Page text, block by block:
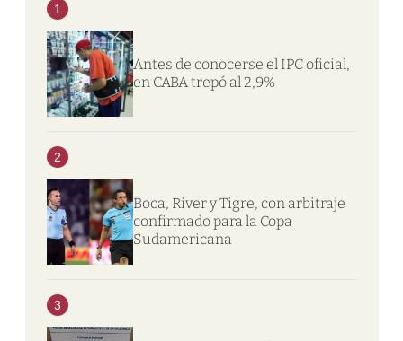
1
Antes de conocerse el IPC oficial,
en CABA trepó al 2,9%
2
Boca, River y Tigre, con arbitraje
confirmado para la Copa
Sudamericana
3